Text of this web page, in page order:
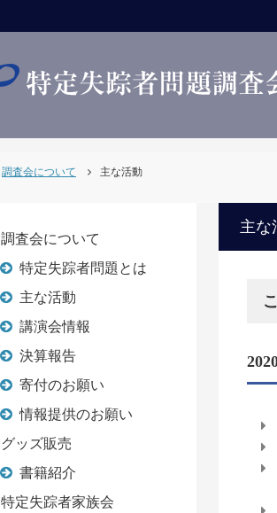
調査会について 主な活動
主な
調査会について
特定失踪者問題とは
主な活動
講演会情報
決算報告
寄付のお願い
情報提供のお願い
グッズ販売
書籍紹介
特定失踪者家族会